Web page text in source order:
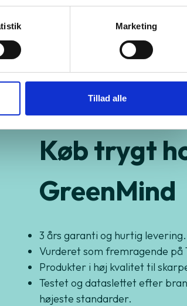
Marketing
Tillad alle
Navnet på processoren
Skærmstørrelse
Varenummer
Køb trygt
GreenMind
3 års garanti og hurtig levering.
Vurderet som fremragende på
Produkter i høj kvalitet til
Testet og dataslettet efter
højeste standarder.